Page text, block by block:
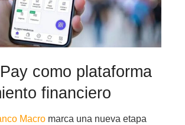
como plataforma
financiero
Macro marca una nueva etapa